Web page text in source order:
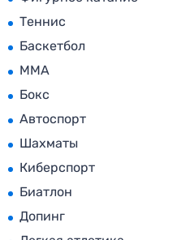
Теннис
Баскетбол
MMA
Бокс
Автоспорт
Шахматы
Киберспорт
Биатлон
Допинг